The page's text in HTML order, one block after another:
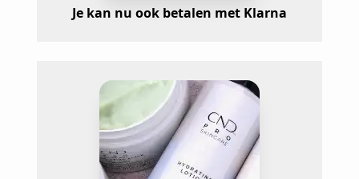
Je kan nu ook betalen met Klarna